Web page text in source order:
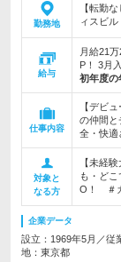
勤務地
【転勤
ィスビ
給与
月給21
P！ 3月
初年度の
仕事内容
【デビ
の仲間と
全・快適
対象と
なる方
【未経
も・ど
O！ ＃
企業データ
設立：1969年5月／従
地：東京都